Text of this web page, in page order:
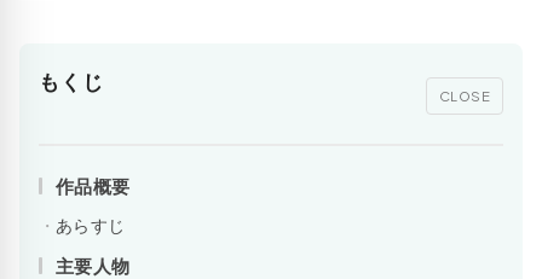
もくじ
CLOSE
作品概要
あらすじ
主要人物